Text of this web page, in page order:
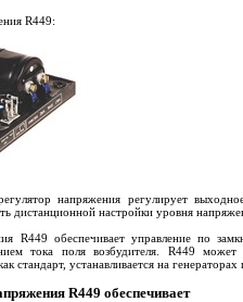
R449:
напряжения регулирует
дистанционной настройки уровня
R449 обеспечивает управление по
тока поля возбудителя. R449
стандарт, устанавливается на
R449 обеспечивает